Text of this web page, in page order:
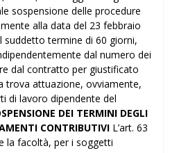
sospensione delle procedure
alla data del 23 febbraio
suddetto termine di 60 giorni,
dal numero dei
dal contratto per giustificato
trova attuazione, ovviamente,
di lavoro dipendente del
DEI TERMINI DEGLI
CONTRIBUTIVI L’art. 63
la facoltà, per i soggetti